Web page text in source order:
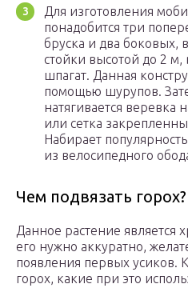
Для изготовления
понадобится три
бруска и два боковых,
стойки высотой до 2 м,
шпагат. Данная
помощью шурупов.
натягивается веревка
или сетка
Набирает
из велосипедного
Чем подвязать горох?
Данное растение является
его нужно аккуратно,
появления первых усиков.
горох, какие при это